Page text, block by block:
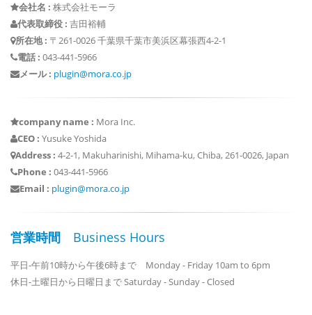
会社名 : 株式会社モーラ
代表取締役 : 吉田裕輔
所在地 : 〒261-0026 千葉県千葉市美浜区幕張西4-2-1
電話 : 043-441-5966
メール : plugin@mora.co.jp
company name : Mora Inc.
CEO : Yusuke Yoshida
Address : 4-2-1, Makuharinishi, Mihama-ku, Chiba, 261-0026, Japan
Phone : 043-441-5966
Email : plugin@mora.co.jp
営業時間 Business Hours
平日-午前10時から午後6時まで Monday - Friday 10am to 6pm
休日-土曜日から日曜日まで Saturday - Sunday - Closed